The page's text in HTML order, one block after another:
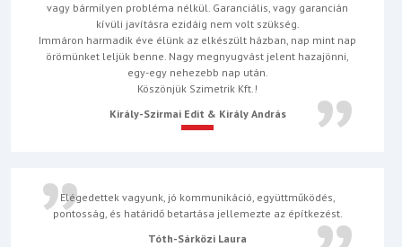
vagy bármilyen probléma nélkül. Garanciális, vagy garancián
kívüli javításra ezidáig nem volt szükség.
Immáron harmadik éve élünk az elkészült házban, nap mint nap
örömünket leljük benne. Nagy megnyugvást jelent hazajönni,
egy-egy nehezebb nap után.
Köszönjük Szimetrik Kft.!
Király-Szirmai Edit & Király András
Elégedettek vagyunk, jó kommunikáció, együttműködés,
pontosság, és határidő betartása jellemezte az építkezést.
Tóth-Sárközi Laura